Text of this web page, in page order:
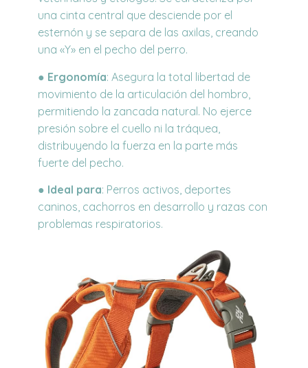
una cinta central que desciende por el
esternón y se separa de las axilas, creando
una «Y» en el pecho del perro.
● Ergonomía: Asegura la total libertad de
movimiento de la articulación del hombro,
permitiendo la zancada natural. No ejerce
presión sobre el cuello ni la tráquea,
distribuyendo la fuerza en la parte más
fuerte del pecho.
● Ideal para: Perros activos, deportes
caninos, cachorros en desarrollo y razas con
problemas respiratorios.